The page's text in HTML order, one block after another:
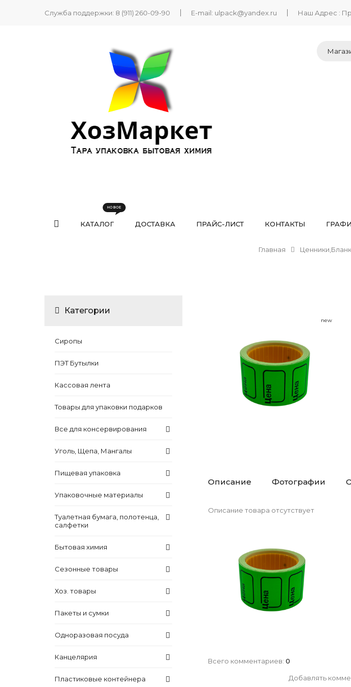
Служба поддержки: 8 (911) 260-09-90 E-mail: ulpack@yandex.ru Наш Адрес :
КАТАЛОГ ДОСТАВКА ПРАЙС-ЛИСТ КОНТАКТЫ
Главная
new
Описание Фотографии
Описание товара отсутствует
Всего комментариев:0
Добавлять
Категории
Сиропы
ПЭТ Бутылки
Кассовая лента
Товары для упаковки подарков
Все для консервирования
Уголь, Щепа, Мангалы
Пищевая упаковка
Упаковочные материалы
Туалетная бумага, полотенца,
салфетки
Бытовая химия
Сезонные товары
Хоз. товары
Пакеты и сумки
Одноразовая посуда
Канцелярия
Пластиковые контейнера